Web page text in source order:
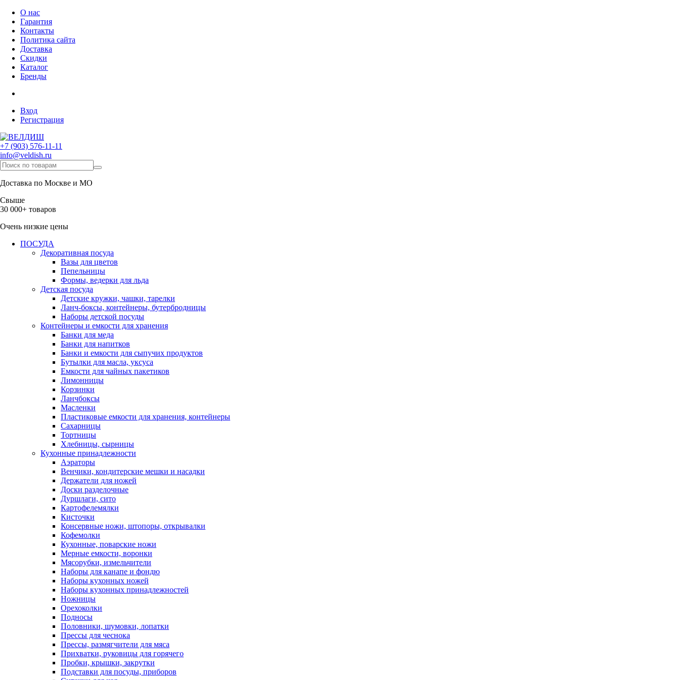
О нас
Гарантия
Контакты
Политика сайта
Доставка
Скидки
Каталог
Бренды
Вход
Регистрация
+7 (903) 576-11-11
info@veldish.ru
Доставка по Москве и МО
Свыше
30 000+ товаров
Очень низкие цены
ПОСУДА
Декоративная посуда
Вазы для цветов
Пепельницы
Формы, ведерки для льда
Детская посуда
Детские кружки, чашки, тарелки
Ланч-боксы, контейнеры, бутербродницы
Наборы детской посуды
Контейнеры и емкости для хранения
Банки для меда
Банки для напитков
Банки и емкости для сыпучих продуктов
Бутылки для масла, уксуса
Емкости для чайных пакетиков
Лимонницы
Корзинки
Ланчбоксы
Масленки
Пластиковые емкости для хранения, контейнеры
Сахарницы
Тортницы
Хлебницы, сырницы
Кухонные принадлежности
Аэраторы
Венчики, кондитерские мешки и насадки
Держатели для ножей
Доски разделочные
Дуршлаги, сито
Картофелемялки
Кисточки
Консервные ножи, штопоры, открывалки
Кофемолки
Кухонные, поварские ножи
Мерные емкости, воронки
Мясорубки, измельчители
Наборы для канапе и фондю
Наборы кухонных ножей
Наборы кухонных принадлежностей
Ножницы
Орехоколки
Подносы
Половники, шумовки, лопатки
Прессы для чеснока
Прессы, размягчители для мяса
Прихватки, руковицы для горячего
Пробки, крышки, закрутки
Подставки для посуды, приборов